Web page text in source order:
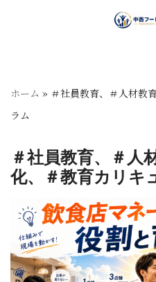
へ
ス
ッ
プ
ホーム » ＃社員教育、＃人材教
ラム
＃社員教育、＃人
化、＃教育カリキ